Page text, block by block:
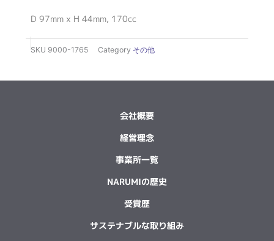
D 97mm x H 44mm, 170cc
SKU 9000-1765 Category その他
会社概要
経営理念
事業所一覧
NARUMIの歴史
受賞歴
サステナブルな取り組み